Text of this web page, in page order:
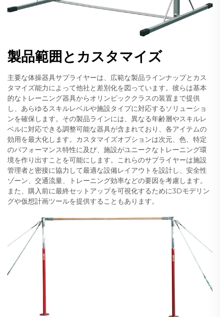
製品範囲とカスタマイズ
主要な体操器具サプライヤーは、広範な製品ラインナップとカス
タマイズ能力によって他社と差別化を図っています。彼らは基本
的なトレーニング器具からオリンピッククラスの装置まで提供
し、あらゆるスキルレベルや施設タイプに対応するソリューショ
ンを確保します。その製品ラインには、異なる年齢層やスキルレ
ベルに対応できる調整可能な器具が含まれており、各アイテムの
効用を最大化します。カスタマイズオプションは次元、色、特定
のパフォーマンス特性に及び、施設がユニークなトレーニング環
境を作り出すことを可能にします。これらのサプライヤーは施設
管理者と密接に協力して最適な設備レイアウトを設計し、安全性
ゾーン、交通流量、トレーニング効率などの要因を考慮します。
また、購入前に最終セットアップを可視化するために3Dモデリン
グや仮想計画ツールを提供することもあります。